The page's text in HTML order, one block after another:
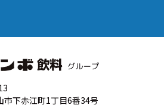
市下赤江町1丁目6番34号